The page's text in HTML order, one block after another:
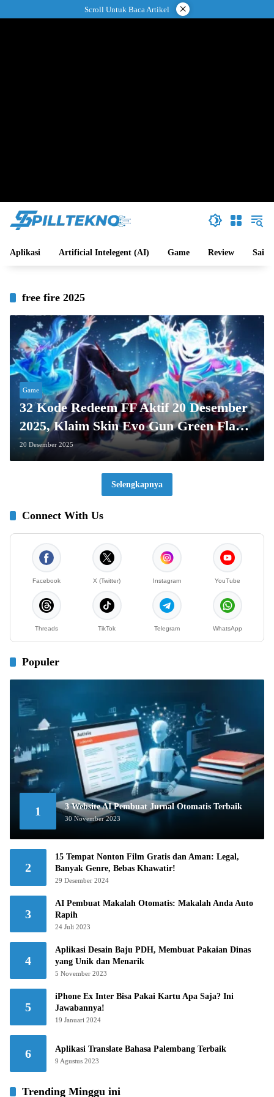
ke
Scroll Untuk Baca Artikel ×
Aplikasi Artificial Intelegent (AI) Game Review Sains
free fire 2025
Game
32 Kode Redeem FF Aktif 20 Desember
2025, Klaim Skin Evo Gun Green Flame
Draco Gratis!
20 Desember 2025
Selengkapnya
Connect With Us
Facebook X (Twitter) Instagram YouTube
Threads TikTok Telegram WhatsApp
Populer
1 3 Website AI Pembuat Jurnal Otomatis Terbaik
30 November 2023
2
15 Tempat Nonton Film Gratis dan Aman: Legal,
Banyak Genre, Bebas Khawatir!
29 Desember 2024
3
AI Pembuat Makalah Otomatis: Makalah Anda Auto
Rapih
24 Juli 2023
4
Aplikasi Desain Baju PDH, Membuat Pakaian Dinas
yang Unik dan Menarik
5 November 2023
5
iPhone Ex Inter Bisa Pakai Kartu Apa Saja? Ini
Jawabannya!
19 Januari 2024
6 Aplikasi Translate Bahasa Palembang Terbaik
9 Agustus 2023
Trending Minggu ini